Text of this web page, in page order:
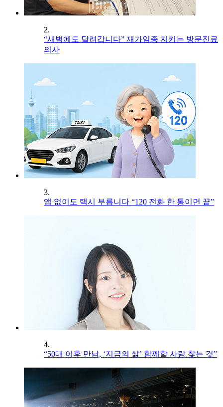
2.
“새벽에도 달려갑니다” 재가임종 지키는 방문진료
의사
3.
앱 없이도 택시 부릅니다 “120 전화 한 통이면 끝”
4.
“50대 이후 만남, ‘지금의 삶’ 함께할 사람 찾는 것”